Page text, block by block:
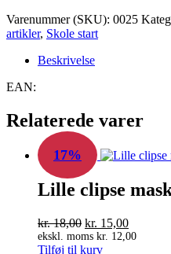
Varenummer (SKU): 0025
artikler, Skole start
Beskrivelse
EAN:
Relaterede varer
17%
Lille clipse
kr.18,00 Den
oprindelige
pris
kr. 15,00Den
aktuelle
ekskl. moms kr. 12,00
Tilføj til kurv